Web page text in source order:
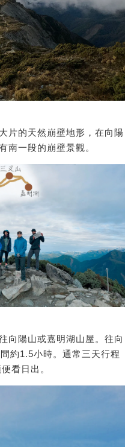
片的天然崩壁地形，在向陽
南一段的崩壁景觀。
向陽山或嘉明湖山屋。往向
約1.5小時。通常三天行程
看日出。